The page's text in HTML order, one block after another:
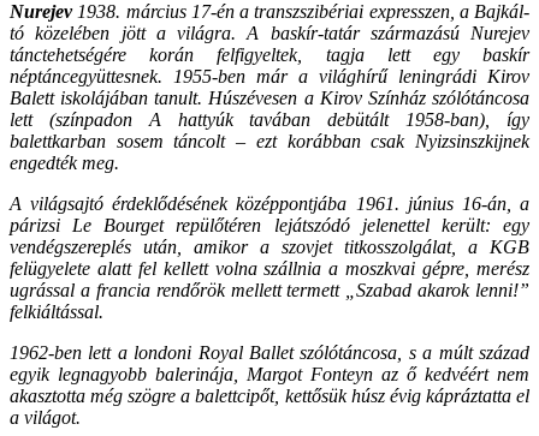
Nurejev1938. március 17-én a transzszibériai expresszen, a Bajkál-
tó közelében jött a világra. A baskír-tatár származású Nurejev
tánctehetségére korán felfigyeltek, tagja lett egy baskír
néptáncegyüttesnek. 1955-ben már a világhírű leningrádi Kirov
Balett iskolájában tanult. Húszévesen a Kirov Színház szólótáncosa
lett (színpadon A hattyúk tavában debütált 1958-ban), így
balettkarban sosem táncolt – ezt korábban csak Nyizsinszkijnek
engedték meg.
A világsajtó érdeklődésének középpontjába 1961. június 16-án, a
párizsi Le Bourget repülőtéren lejátszódó jelenettel került: egy
vendégszereplés után, amikor a szovjet titkosszolgálat, a KGB
felügyelete alatt fel kellett volna szállnia a moszkvai gépre, merész
ugrással a francia rendőrök mellett termett „Szabad akarok lenni!”
felkiáltással.
1962-ben lett a londoni Royal Ballet szólótáncosa, s a múlt század
egyik legnagyobb balerinája, Margot Fonteyn az ő kedvéért nem
akasztotta még szögre a balettcipőt, kettősük húsz évig kápráztatta el
a világot.